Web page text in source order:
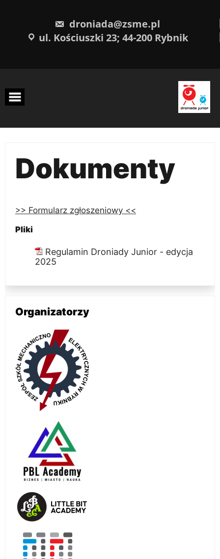
droniada@zsme.pl
ul. Kościuszki 23; 44-200 Rybnik
Dokumenty
>> Formularz zgłoszeniowy <<
Pliki
Regulamin Droniady Junior - edycja
2025
Organizatorzy